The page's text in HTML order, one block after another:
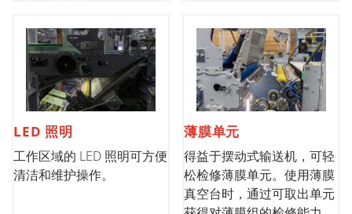
LED 照明
工作区域的 LED 照明可方便
清洁和维护操作。
薄膜单元
得益于摆动式输送机，可轻
松检修薄膜单元。使用薄膜
真空台时，通过可取出单元